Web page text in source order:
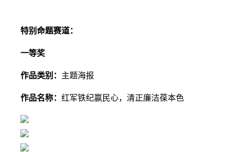
特别命题赛道：
一等奖
作品类别： 主题海报
作品名称： 红军铁纪赢民心，清正廉洁葆本色